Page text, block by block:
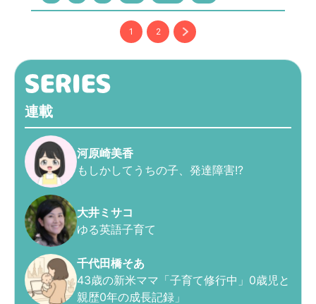
1 2
連載
河原崎美香
もしかしてうちの子、発達障害!?
大井ミサコ
ゆる英語子育て
千代田橋そあ
43歳の新米ママ「子育て修行中」0歳児と
親歴0年の成長記録」